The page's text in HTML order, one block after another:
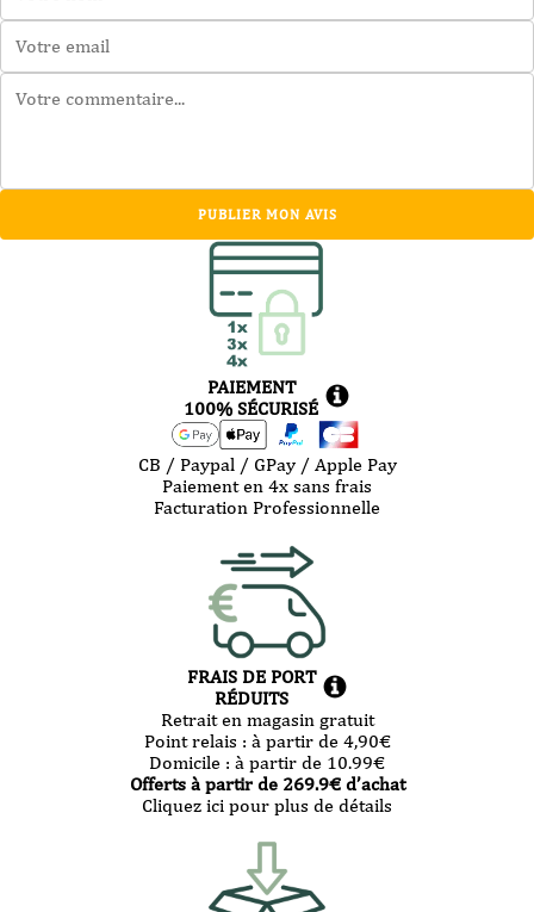
PUBLIER MON AVIS
PAIEMENT
100% SÉCURISÉ
CB / Paypal / GPay / Apple Pay
Paiement en 4x sans frais
Facturation Professionnelle
FRAIS DE PORT
RÉDUITS
Retrait en magasin gratuit
Point relais : à partir de 4,90€
Domicile : à partir de 10.99€
Offerts à partir de 269.9€ d’achat
Cliquez ici pour plus de détails